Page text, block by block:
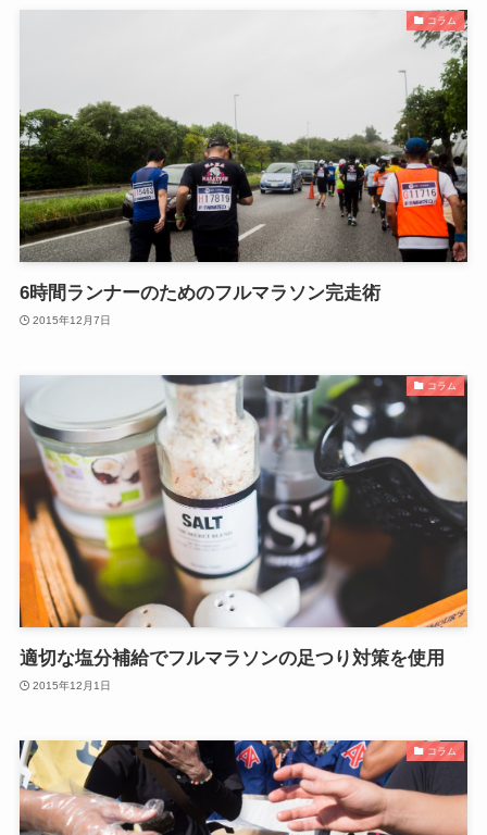
コラム
6時間ランナーのためのフルマラソン完走術
2015年12月7日
コラム
適切な塩分補給でフルマラソンの足つり対策を使用
2015年12月1日
コラム